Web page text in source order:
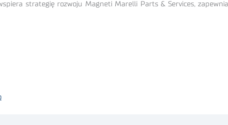
strategię rozwoju Magneti Marelli Parts & Services,